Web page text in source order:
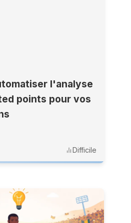
l'analyse
points pour vos
Difficile